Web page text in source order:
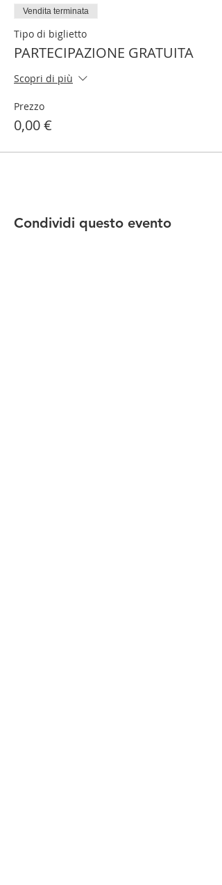
Vendita terminata
Tipo di biglietto
PARTECIPAZIONE GRATUITA
Scopri di più
Prezzo
0,00 €
Condividi questo evento